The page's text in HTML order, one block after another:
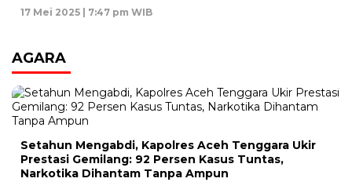
17 Mei 2025 | 7:47 pm WIB
AGARA
Setahun Mengabdi, Kapolres Aceh Tenggara Ukir
Prestasi Gemilang: 92 Persen Kasus Tuntas,
Narkotika Dihantam Tanpa Ampun